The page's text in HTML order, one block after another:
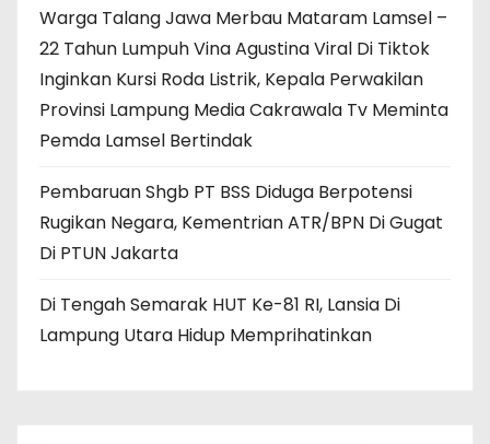
Warga Talang Jawa Merbau Mataram Lamsel –
22 Tahun Lumpuh Vina Agustina Viral Di Tiktok
Inginkan Kursi Roda Listrik, Kepala Perwakilan
Provinsi Lampung Media Cakrawala Tv Meminta
Pemda Lamsel Bertindak
Pembaruan Shgb PT BSS Diduga Berpotensi
Rugikan Negara, Kementrian ATR/BPN Di Gugat
Di PTUN Jakarta
Di Tengah Semarak HUT Ke-81 RI, Lansia Di
Lampung Utara Hidup Memprihatinkan